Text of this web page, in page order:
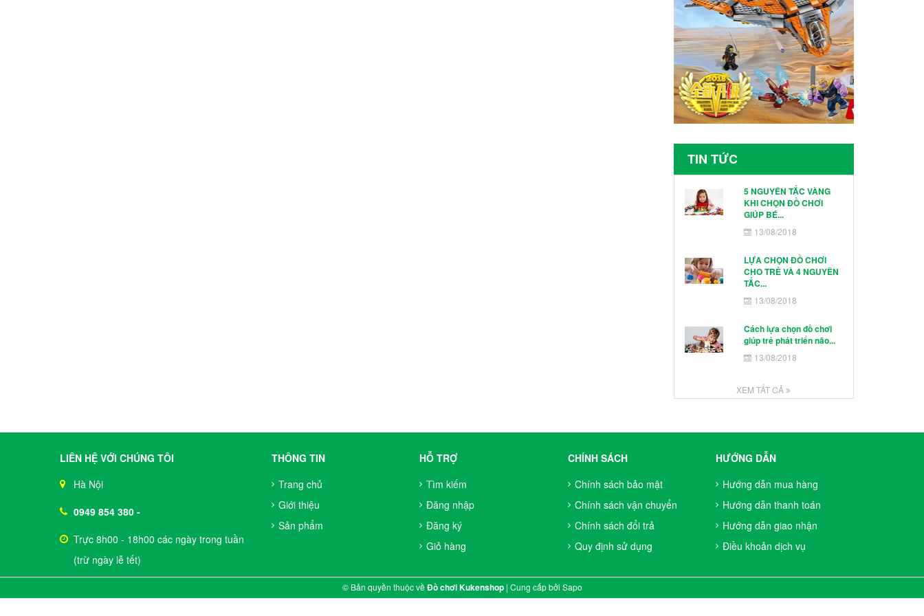
TIN TỨC
5 NGUYÊN TẮC VÀNG
KHI CHỌN ĐỒ CHƠI
GIÚP BÉ...
13/08/2018
LỰA CHỌN ĐỒ CHƠI
CHO TRẺ VÀ 4 NGUYÊN
TẮC...
13/08/2018
Cách lựa chọn đồ chơi
giúp trẻ phát triển não...
13/08/2018
XEM TẤT CẢ
LIÊN HỆ VỚI CHÚNG TÔI
Hà Nội
0949 854 380 -
Trực 8h00 - 18h00 các ngày trong tuần
(trừ ngày lễ tết)
THÔNG TIN
Trang chủ
Giới thiệu
Sản phẩm
HỖ TRỢ
Tìm kiếm
Đăng nhập
Đăng ký
Giỏ hàng
CHÍNH SÁCH
Chính sách bảo mật
Chính sách vận chuyển
Chính sách đổi trả
Quy định sử dụng
HƯỚNG DẪN
Hướng dẫn mua hàng
Hướng dẫn thanh toán
Hướng dẫn giao nhận
Điều khoản dịch vụ
© Bản quyền thuộc vềĐồ chơi Kukenshop| Cung cấp bởi Sapo